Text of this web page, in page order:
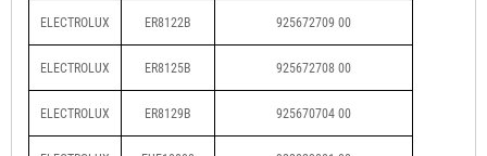
ELECTROLUX ER8122B 925672709 00
ELECTROLUX ER8125B 925672708 00
ELECTROLUX ER8129B 925670704 00